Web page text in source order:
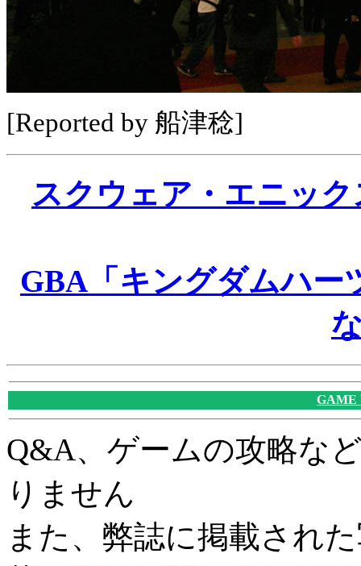
[Reported by 船津稔]
スクウェア・エニッ
GBA「キングダムハー
GAME
Q&A、ゲームの攻略な
りません
また、弊誌に掲載され